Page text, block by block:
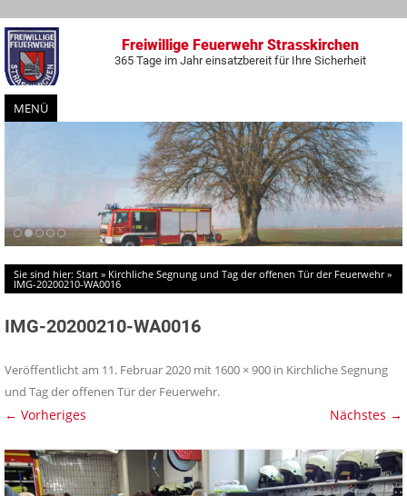
Freiwillige Feuerwehr Strasskirchen
365 Tage im Jahr einsatzbereit für Ihre Sicherheit
MENÜ
Zum
Inhalt
springen
Sie sind hier: Start » Kirchliche Segnung und Tag der offenen Tür der Feuerwehr»
IMG-20200210-WA0016
IMG-20200210-WA0016
Veröffentlicht am 11. Februar 2020 mit 1600 × 900 in Kirchliche Segnung
und Tag der offenen Tür der Feuerwehr.
← Vorheriges Nächstes →